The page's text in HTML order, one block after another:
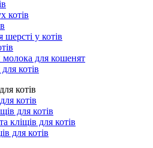
котів
у котів
для кошенят
котів
котів
котів
для котів
кліщів для котів
для котів